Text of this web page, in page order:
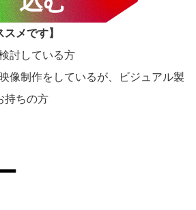
メです】
討している方
像制作をしているが、ビジュアル製
持ちの方